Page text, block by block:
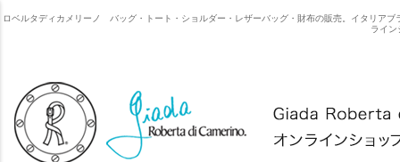
ロベルタディカメリーノ バッグ・トート・ショルダー・レザーバッグ・財布の販売。イタリア
ライン